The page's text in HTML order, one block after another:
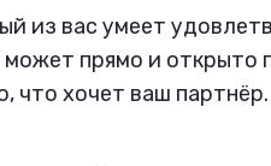
из вас умеет
прямо и открыто
что хочет ваш